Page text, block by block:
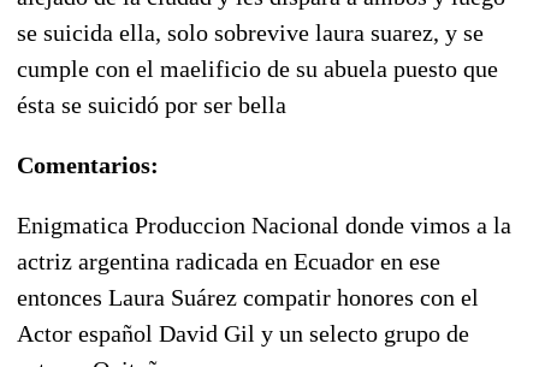
se suicida ella, solo sobrevive laura suarez, y se
cumple con el maelificio de su abuela puesto que
ésta se suicidó por ser bella
Comentarios:
Enigmatica Produccion Nacional donde vimos a la
actriz argentina radicada en Ecuador en ese
entonces Laura Suárez compatir honores con el
Actor español David Gil y un selecto grupo de